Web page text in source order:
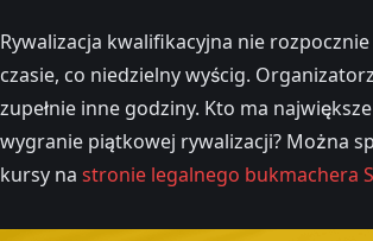
Rywalizacja kwalifikacyjna nie
czasie, co niedzielny wyścig.
zupełnie inne godziny. Kto ma
wygranie piątkowej rywalizacji? Można
kursy na stronie legalnego bukmachera